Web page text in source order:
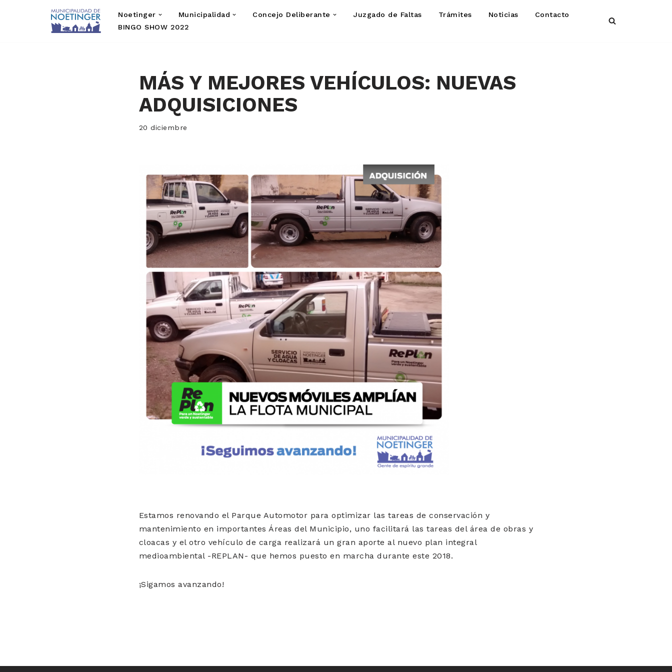
Noetinger Municipalidad Concejo Deliberante Juzgado de Faltas Trámites Noticias
Contacto
BINGO SHOW 2022
MÁS Y MEJORES VEHÍCULOS: NUEVAS
ADQUISICIONES
20 diciembre
Estamos renovando el Parque Automotor para optimizar las tareas de conservación y
mantenimiento en importantes Áreas del Municipio, uno facilitará las tareas del área de obras y
cloacas y el otro vehículo de carga realizará un gran aporte al nuevo plan integral
medioambiental -REPLAN- que hemos puesto en marcha durante este 2018.
¡Sigamos avanzando!